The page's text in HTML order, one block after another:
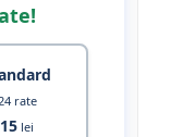
24 rate
15 lei